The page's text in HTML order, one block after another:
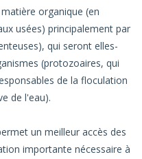
organique (en
usées) principalement par
qui seront elles-
(protozoaires, qui
de la floculation
de l'eau).
un meilleur accès des
importante nécessaire à